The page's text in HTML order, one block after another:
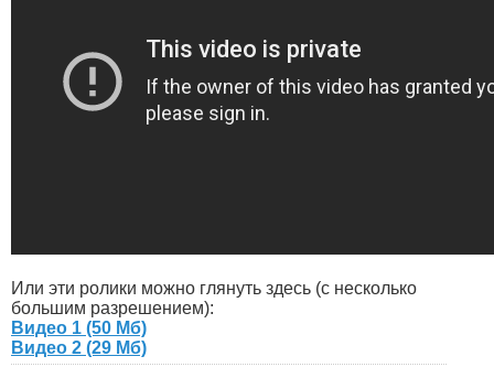
Или эти ролики можно глянуть здесь (с несколько
большим разрешением):
Видео 1 (50 Мб)
Видео 2 (29 Мб)